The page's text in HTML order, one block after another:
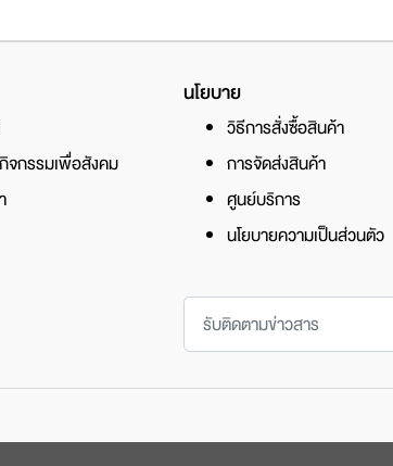
จกรรมเพื่อสังคม
นโยบาย
วิธีการสั่งซื้อสินค้า
การจัดส่งสินค้า
ศูนย์บริการ
นโยบายความเป็นส่วนตัว